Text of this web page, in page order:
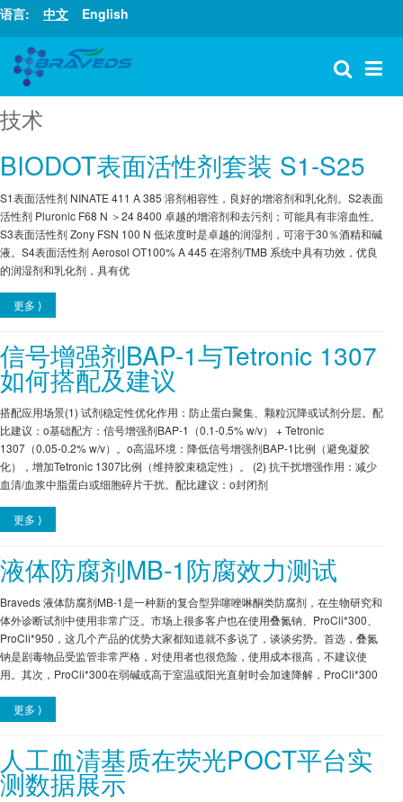
语言: 中文 English
技术
BIODOT表面活性剂套装 S1-S25
S1表面活性剂 NINATE 411 A 385 溶剂相容性，良好的增溶剂和乳化剂。S2表面
活性剂 Pluronic F68 N ＞24 8400 卓越的增溶剂和去污剂；可能具有非溶血性。
S3表面活性剂 Zony FSN 100 N 低浓度时是卓越的润湿剂，可溶于30％酒精和碱
液。S4表面活性剂 Aerosol OT100% A 445 在溶剂/TMB 系统中具有功效，优良
的润湿剂和乳化剂，具有优
更多 ⟩
信号增强剂BAP-1与Tetronic 1307
如何搭配及建议
搭配应用场景(1) 试剂稳定性优化作用：防止蛋白聚集、颗粒沉降或试剂分层。配
比建议：o基础配方：信号增强剂BAP-1（0.1-0.5% w/v） + Tetronic
1307（0.05-0.2% w/v）。o高温环境：降低信号增强剂BAP-1比例（避免凝胶
化），增加Tetronic 1307比例（维持胶束稳定性）。 (2) 抗干扰增强作用：减少
血清/血浆中脂蛋白或细胞碎片干扰。配比建议：o封闭剂
更多 ⟩
液体防腐剂MB-1防腐效力测试
Braveds 液体防腐剂MB-1是一种新的复合型异噻唑啉酮类防腐剂，在生物研究和
体外诊断试剂中使用非常广泛。市场上很多客户也在使用叠氮钠、ProCli*300、
ProCli*950，这几个产品的优势大家都知道就不多说了，谈谈劣势。首选，叠氮
钠是剧毒物品受监管非常严格，对使用者也很危险，使用成本很高，不建议使
用。其次，ProCli*300在弱碱或高于室温或阳光直射时会加速降解，ProCli*300
更多 ⟩
人工血清基质在荧光POCT平台实
测数据展示